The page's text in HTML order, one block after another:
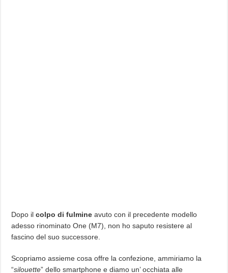
Dopo ilcolpo di fulmine avuto con il precedente modello
adesso rinominato One (M7), non ho saputo resistere al
fascino del suo successore.
Scopriamo assieme cosa offre la confezione, ammiriamo la
“silouette” dello smartphone e diamo un’ occhiata alle